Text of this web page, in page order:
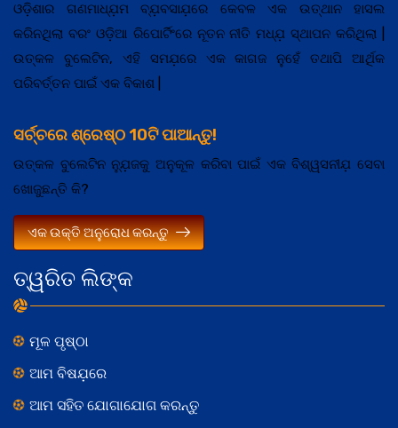
ତ୍ୱରିତ ଲିଙ୍କ
ମୂଳ ପୃଷ୍ଠା
ଆମ ବିଷଯ଼ରେ
ଆମ ସହିତ ଯୋଗାଯୋଗ କରନ୍ତୁ
ଓଡ଼ିଶାର ଗଣମାଧ୍ଯ଼ମ ବ୍ଯ଼ବସାଯ଼ରେ କେବଳ ଏକ ଉତ୍ଥାନ ହାସଲ
କରିନଥିଲା ବରଂ ଓଡ଼ିଆ ରିପୋର୍ଟିଂରେ ନୂତନ ନୀତି ମଧ୍ଯ଼ ସ୍ଥାପନ କରିଥିଲା |
ଉତ୍କଳ ବୁଲେଟିନ, ଏହି ସମଯ଼ରେ ଏକ କାଗଜ ନୁହେଁ ତଥାପି ଆର୍ଥିକ
ପରିବର୍ତ୍ତନ ପାଇଁ ଏକ ବିକାଶ |
ସର୍ଚ୍ଚରେ ଶ୍ରେଷ୍ଠ 10ଟି ପାଆନ୍ତୁ!
ଉତ୍କଳ ବୁଲେଟିନ ନ୍ଯ଼ୁଜକୁ ଅନୁକୂଳ କରିବା ପାଇଁ ଏକ ବିଶ୍ୱସନୀଯ଼ ସେବା
ଖୋଜୁଛନ୍ତି କି?
ଏକ ଉକ୍ତି ଅନୁରୋଧ କରନ୍ତୁ